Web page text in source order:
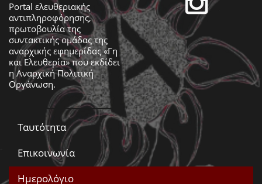
Portal ελευθεριακής
αντιπληροφόρησης,
πρωτοβουλία της
συντακτικής ομάδας της
αναρχικής εφημερίδας «Γη
και Ελευθερία» που εκδίδει
ηΑναρχική Πολιτική
Οργάνωση.
Ταυτότητα
Επικοινωνία
Ημερολόγιο